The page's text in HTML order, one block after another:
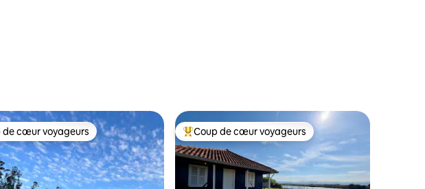
la base de 179 commentaires : 4,89 sur 5
de cœur voyageurs
de cœur voyageurs Coups de cœur voyageurs les plus appréciés
Coup de cœur voyageurs